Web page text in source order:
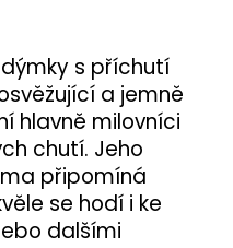
s příchutí
a jemně
hlavně milovníci
chutí. Jeho
připomíná
se hodí i ke
dalšími